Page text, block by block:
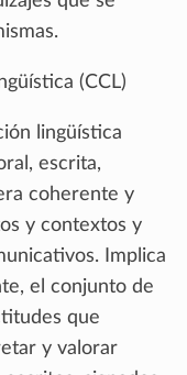
(CCL)
lingüística
escrita,
coherente y
y contextos y
Implica
el conjunto de
que
y valorar